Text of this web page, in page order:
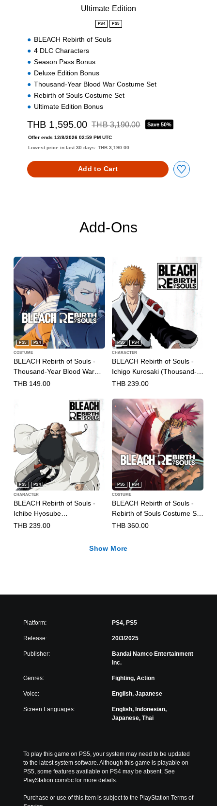
Ultimate Edition
PS4 PS5
BLEACH Rebirth of Souls
4 DLC Characters
Season Pass Bonus
Deluxe Edition Bonus
Thousand-Year Blood War Costume Set
Rebirth of Souls Costume Set
Ultimate Edition Bonus
THB 1,595.00 Discounted from original price of THB
THB 3,190.00 Save 50%
Offer ends 12/8/2026 02:59 PM UTC
Lowest price in last 30 days: THB 3,190.00
Add to Cart
Add-Ons
BLEACH Rebirth of Souls -
Thousand-Year Blood War
Toshiro Hitsugaya & Yoruichi
(English/Japanese Ver.)
PS5 PS4
COSTUME
THB 149.00
BLEACH Rebirth of Souls -
Ichigo Kurosaki (Thousand-
Year Blood War Arc)
PS5 PS4
CHARACTER
THB 239.00
BLEACH Rebirth of Souls -
Ichibe Hyosube
(English/Japanese Ver.)
PS5 PS4
CHARACTER
THB 239.00
BLEACH Rebirth of Souls -
Rebirth of Souls Costume Set
(English/Japanese Ver.)
PS5 PS4
COSTUME
THB 360.00
Show More
Platform: PS4, PS5
Release: 20/3/2025
Publisher:
Bandai Namco Entertainment
Inc.
Genres: Fighting, Action
Voice: English, Japanese
Screen Languages:
English, Indonesian,
Japanese, Thai
To play this game on PS5, your system may need to be updated
to the latest system software. Although this game is playable on
PS5, some features available on PS4 may be absent. See
PlayStation.com/bc for more details.
Purchase or use of this item is subject to the PlayStation Terms of